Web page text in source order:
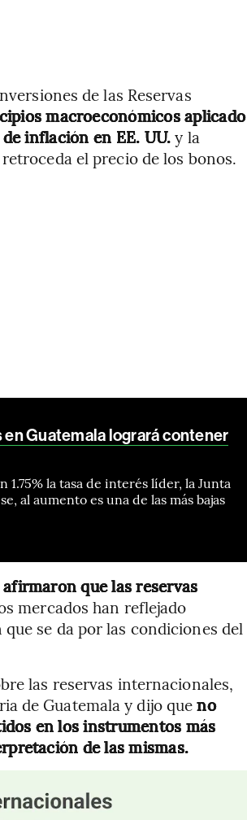
de las Reservas
macroeconómicos aplicado
inflación en EE. UU.y la
el precio de los bonos.
en Guatemala logrará contener
1.75% la tasa de interés líder, la Junta
al aumento es una de las más bajas
que las reservas
mercados han reflejado
se da por las condiciones del
las reservas internacionales,
de Guatemala y dijo queno
en los instrumentos más
de las mismas.